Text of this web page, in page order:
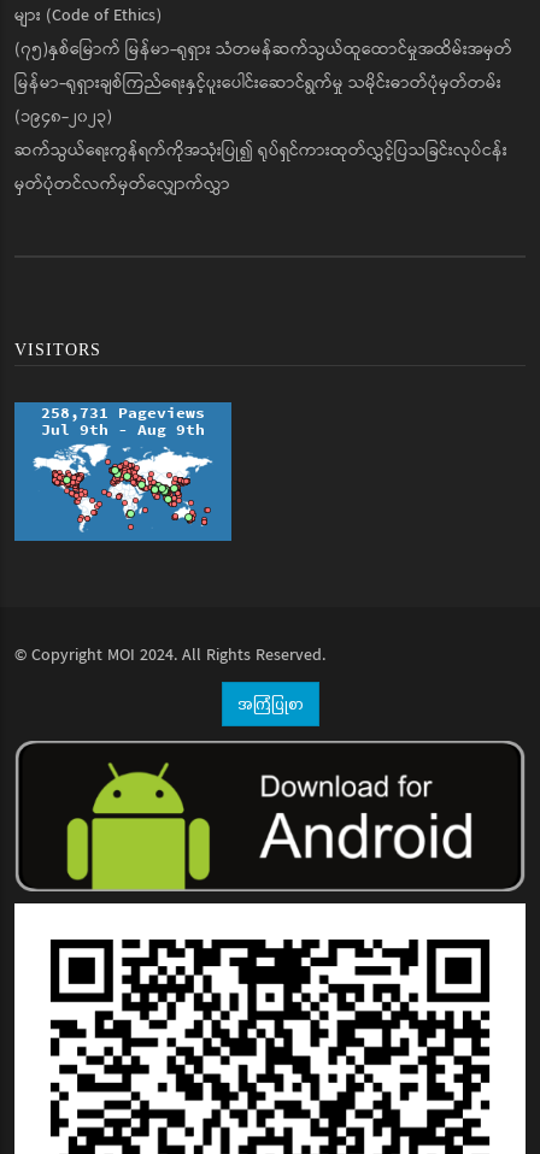
များ (Code of Ethics)
(၇၅)နှစ်မြောက် မြန်မာ-ရုရှား သံတမန်ဆက်သွယ်ထူထောင်မှုအထိမ်းအမှတ်
မြန်မာ-ရုရှားချစ်ကြည်ရေးနှင့်ပူးပေါင်းဆောင်ရွက်မှု သမိုင်းဓာတ်ပုံမှတ်တမ်း
(၁၉၄၈-၂၀၂၃)
ဆက်သွယ်ရေးကွန်ရက်ကိုအသုံးပြု၍ ရုပ်ရှင်ကားထုတ်လွှင့်ပြသခြင်းလုပ်ငန်း
မှတ်ပုံတင်လက်မှတ်လျှောက်လွှာ
VISITORS
© Copyright MOI 2024. All Rights Reserved.
အကြံပြုစာ